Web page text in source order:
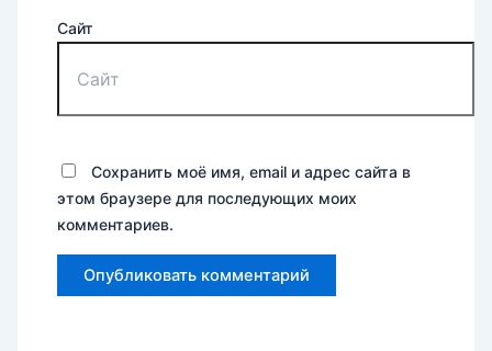
Сайт
Сохранить моё имя, email и адрес сайта в
этом браузере для последующих моих
комментариев.